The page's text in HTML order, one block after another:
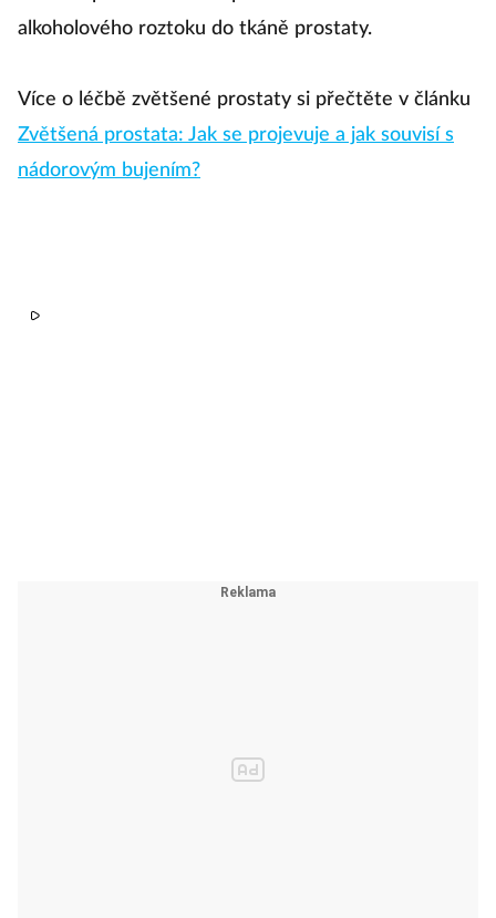
alkoholového roztoku do tkáně prostaty.
Více o léčbě zvětšené prostaty si přečtěte v článku
Zvětšená prostata: Jak se projevuje a jak souvisí s
nádorovým bujením?